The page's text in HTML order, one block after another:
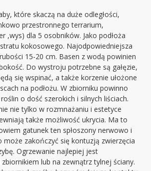
które skaczą na duże odległości,
przestronnego terrarium,
,wys) dla 5 osobników. Jako podłoża
kokosowego. Najodpowiedniejsza
15-20 cm. Basen z wodą powinien
Do wystroju potrzebne są gałęzie,
się wspinać, a także korzenie ułożone
na podłożu. W zbiorniku powinno
o dość szerokich i silnych liściach.
nie tylko w rozmnażaniu i estetyce
także możliwość ukrycia. Ma to
gatunek ten spłoszony nerwowo i
może zakończyć się kontuzją zwierzęcia
Ogrzewanie najlepiej jest
lub na zewnątrz tylnej ściany.